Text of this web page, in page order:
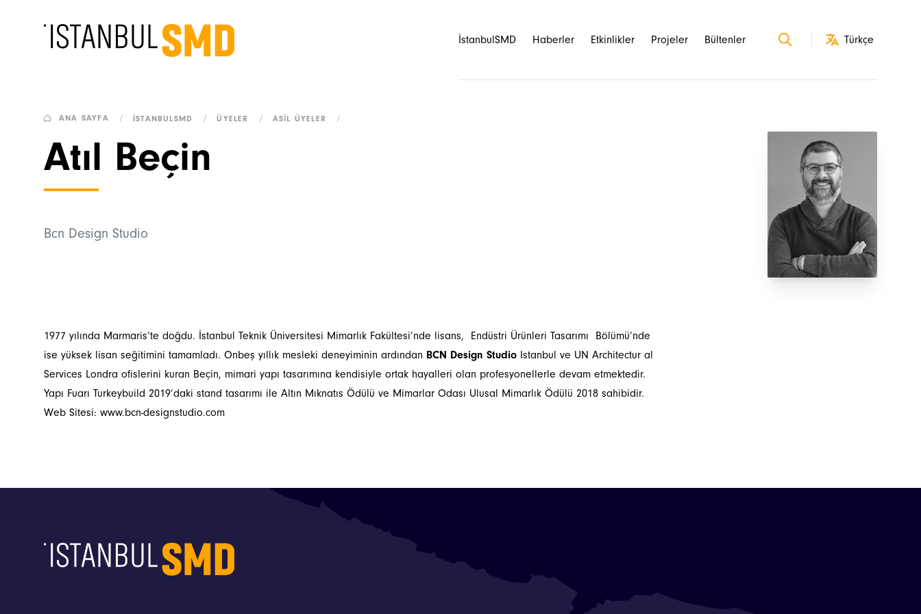
İstanbulSMD Haberler Etkinlikler Projeler Bültenler
ANA SAYFA / İSTANBULSMD / ÜYELER / ASIL ÜYELER /
Atıl Beçin
Bcn Design Studio
1977 yılında Marmaris’te doğdu. İstanbul Teknik Üniversitesi Mimarlık Fakültesi’nde lisans, Endüstri Ürünleri Tasarımı Bölümü’nde
ise yüksek lisan seğitimini tamamladı. Onbeş yıllık mesleki deneyiminin ardından BCN Design Studio Istanbul ve UN Architectur al
Services Londra ofislerini kuran Beçin, mimari yapı tasarımına kendisiyle ortak hayalleri olan profesyonellerle devam etmektedir.
Yapı Fuarı Turkeybuild 2019’daki stand tasarımı ile Altın Mıknatıs Ödülü ve Mimarlar Odası Ulusal Mimarlık Ödülü 2018 sahibidir.
Web Sitesi: www.bcn-designstudio.com